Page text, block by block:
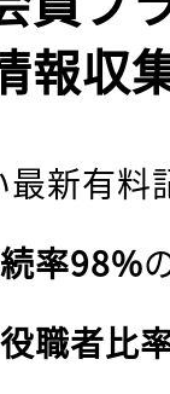
報収
新有料
率98%
役職者比